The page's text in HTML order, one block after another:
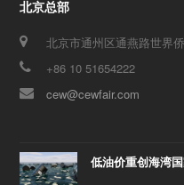
北京总部
北京市通州区通燕路世界
+86 10 51654222
cew@cewfair.com
低油价重创海湾